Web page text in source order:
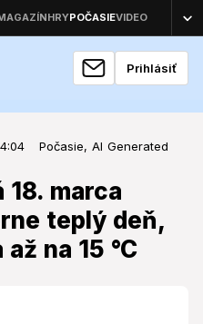
Prihlásiť
Počasie, AI Generated
18. marca
teplý deň,
na 15 °C
04:04
marca 2026
deň, teploty